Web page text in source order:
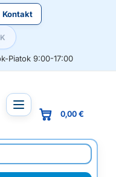
Kontakt
Piatok 9:00-17:00
0,00 €